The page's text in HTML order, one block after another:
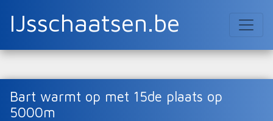
IJsschaatsen.be
Bart warmt op met 15de plaats op
5000m